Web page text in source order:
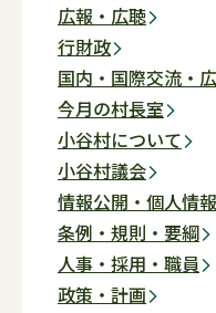
広報・広聴
行財政
国内・国際交流・
今月の村長室
小谷村について
小谷村議会
情報公開・個人情
条例・規則・要綱
人事・採用・職員
政策・計画